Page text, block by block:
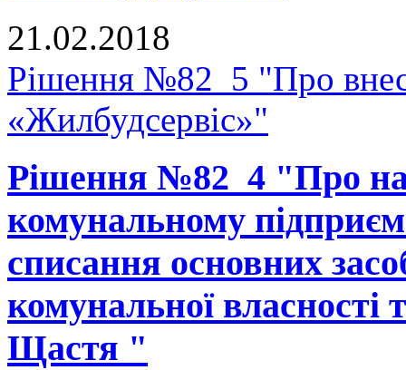
21.02.2018
Рішення №82_5 "Про
«Жилбудсервіс»"
Рішення №82_4 "Про
комунальному
списання основних
комунальної власності
Щастя "